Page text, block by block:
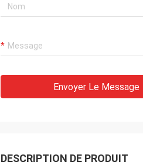
Envoyer Le Message
DESCRIPTION DE PRODUIT